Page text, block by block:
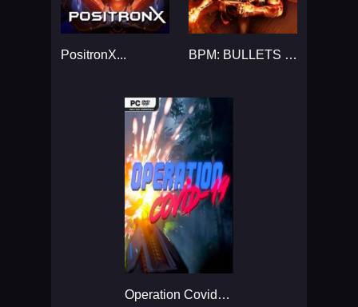
PositronX... BPM: BULLETS PER MINUTE...
Operation Covid-19...